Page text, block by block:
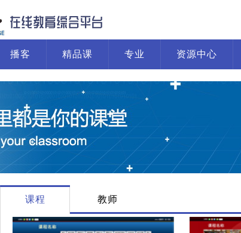
播客 精品课 专业 资源中心
课程 教师